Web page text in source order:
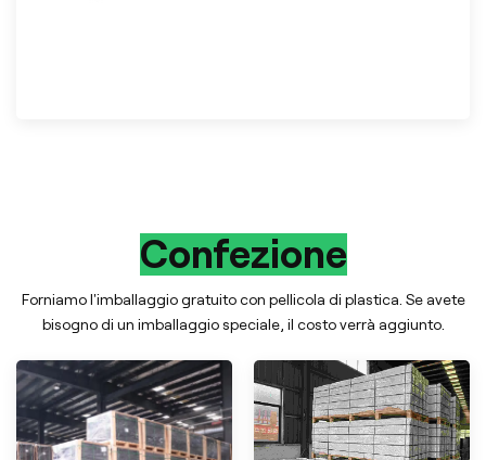
Confezione
Forniamo l'imballaggio gratuito con pellicola di plastica. Se avete
bisogno di un imballaggio speciale, il costo verrà aggiunto.